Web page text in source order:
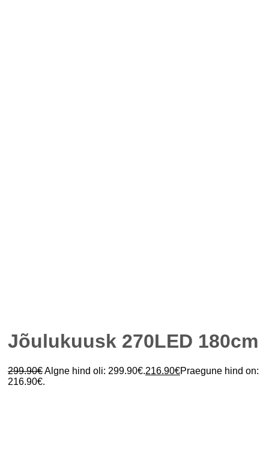
Jõulukuusk 270LED 180cm
299.90€Algne hind oli: 299.90€.216.90€Praegune hind on:
216.90€.